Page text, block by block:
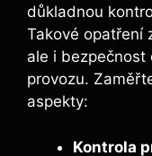
důkladnou
Takové opatření
ale i bezpečnost
provozu.
aspekty:
Kontrola